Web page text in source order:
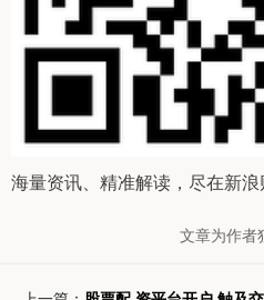
海量资讯、精准解读，尽在新
文章为作者